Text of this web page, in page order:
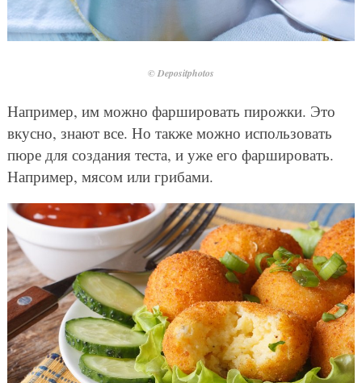
© Depositphotos
Например, им можно фаршировать пирожки. Это
вкусно, знают все. Но также можно использовать
пюре для создания теста, и уже его фаршировать.
Например, мясом или грибами.